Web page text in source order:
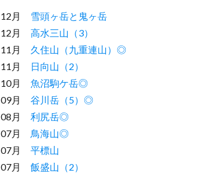
12月 雪頭ヶ岳と鬼ヶ岳
12月 高水三山（3）
11月 久住山（九重連山）◎
11月
日向山（2）
10月 魚沼駒ケ岳◎
09月 谷川岳（5）◎
08月 利尻岳◎
07月 鳥海山◎
07月 平標山
07月 飯盛山（2）